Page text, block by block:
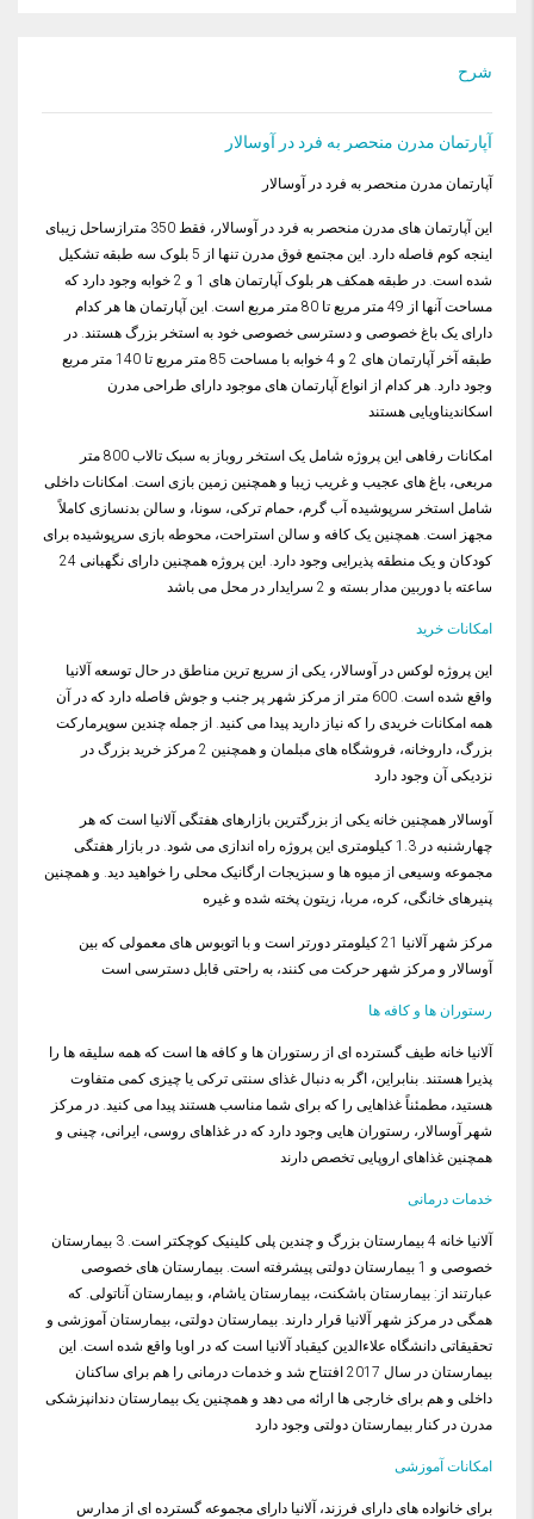
شرح
آپارتمان مدرن منحصر به فرد در آوسالار
آپارتمان مدرن منحصر به فرد در آوسالار
این آپارتمان های مدرن منحصر به فرد در آوسالار، فقط 350 مترازساحل زیبای
اینجه کوم فاصله دارد. این مجتمع فوق مدرن تنها از 5 بلوک سه طبقه تشکیل
شده است. در طبقه همکف هر بلوک آپارتمان های 1 و 2 خوابه وجود دارد که
مساحت آنها از 49 متر مربع تا 80 متر مربع است. این آپارتمان ها هر کدام
دارای یک باغ خصوصی و دسترسی خصوصی خود به استخر بزرگ هستند. در
طبقه آخر آپارتمان های 2 و 4 خوابه با مساحت 85 متر مربع تا 140 متر مربع
وجود دارد. هر کدام از انواع آپارتمان های موجود دارای طراحی مدرن
اسکاندیناویایی هستند
امکانات رفاهی این پروژه شامل یک استخر روباز به سبک تالاب 800 متر
مربعی، باغ های عجیب و غریب زیبا و همچنین زمین بازی است. امکانات داخلی
شامل استخر سرپوشیده آب گرم، حمام ترکی، سونا، و سالن بدنسازی کاملاً
مجهز است. همچنین یک کافه و سالن استراحت، محوطه بازی سرپوشیده برای
کودکان و یک منطقه پذیرایی وجود دارد. این پروژه همچنین دارای نگهبانی 24
ساعته با دوربین مدار بسته و 2 سرایدار در محل می باشد
امکانات خرید
این پروژه لوکس در آوسالار، یکی از سریع ترین مناطق در حال توسعه آلانیا
واقع شده است. 600 متر از مرکز شهر پر جنب و جوش فاصله دارد که در آن
همه امکانات خریدی را که نیاز دارید پیدا می کنید. از جمله چندین سوپرمارکت
بزرگ، داروخانه، فروشگاه های مبلمان و همچنین 2 مرکز خرید بزرگ در
نزدیکی آن وجود دارد
آوسالار همچنین خانه یکی از بزرگترین بازارهای هفتگی آلانیا است که هر
چهارشنبه در 1.3 کیلومتری این پروژه راه اندازی می شود. در بازار هفتگی
مجموعه وسیعی از میوه ها و سبزیجات ارگانیک محلی را خواهید دید. و همچنین
پنیرهای خانگی، کره، مربا، زیتون پخته شده و غیره
مرکز شهر آلانیا 21 کیلومتر دورتر است و با اتوبوس های معمولی که بین
آوسالار و مرکز شهر حرکت می کنند، به راحتی قابل دسترسی است
رستوران ها و کافه ها
آلانیا خانه طیف گسترده ای از رستوران ها و کافه ها است که همه سلیقه ها را
پذیرا هستند. بنابراین، اگر به دنبال غذای سنتی ترکی یا چیزی کمی متفاوت
هستید، مطمئناً غذاهایی را که برای شما مناسب هستند پیدا می کنید. در مرکز
شهر آوسالار، رستوران هایی وجود دارد که در غذاهای روسی، ایرانی، چینی و
همچنین غذاهای اروپایی تخصص دارند
خدمات درمانی
آلانیا خانه 4 بیمارستان بزرگ و چندین پلی کلینیک کوچکتر است. 3 بیمارستان
خصوصی و 1 بیمارستان دولتی پیشرفته است. بیمارستان های خصوصی
عبارتند از: بیمارستان باشکنت، بیمارستان یاشام، و بیمارستان آناتولی. که
همگی در مرکز شهر آلانیا قرار دارند. بیمارستان دولتی، بیمارستان آموزشی و
تحقیقاتی دانشگاه علاءالدین کیقباد آلانیا است که در اوبا واقع شده است. این
بیمارستان در سال 2017 افتتاح شد و خدمات درمانی را هم برای ساکنان
داخلی و هم برای خارجی ها ارائه می دهد و همچنین یک بیمارستان دندانپزشکی
مدرن در کنار بیمارستان دولتی وجود دارد
امکانات آموزشی
برای خانواده های دارای فرزند، آلانیا دارای مجموعه گسترده ای از مدارس